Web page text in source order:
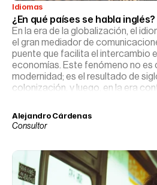
Idiomas
¿En qué países se habla inglés?
En la era de la globalización, el
el gran mediador de
puente que facilita el intercambio
economías. Este fenómeno no es
modernidad; es el resultado de
colonización, y luego, en la era
en el escenario mundial.
Alejandro Cárdenas
Consultor